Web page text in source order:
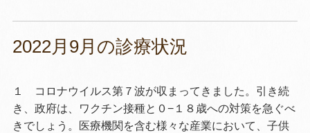
2022月9月の診療状況
１ コロナウイルス第７波が収まってきました。引き続
き、政府は、ワクチン接種と０−１８歳への対策を急ぐべ
きでしょう。医療機関を含む様々な産業において、子供